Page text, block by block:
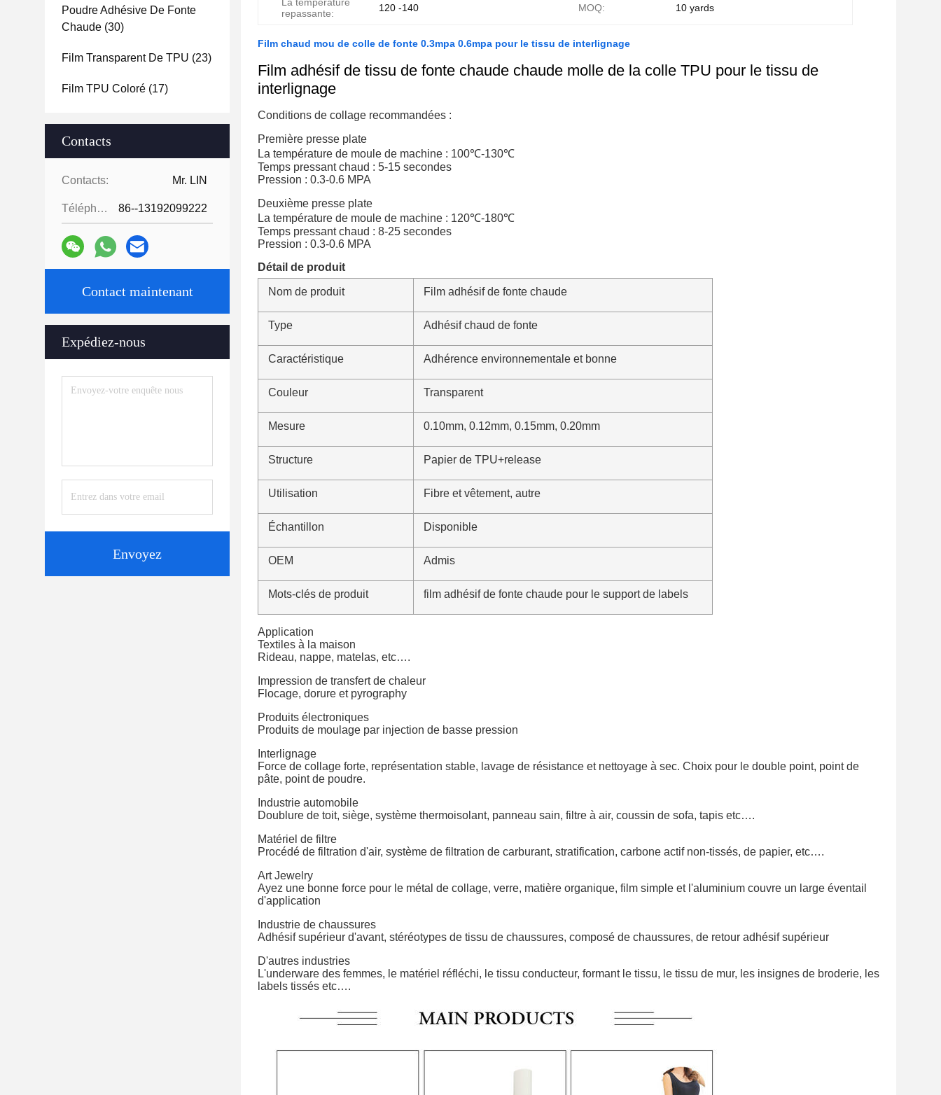
Poudre Adhésive De Fonte
Chaude (30)
Film Transparent De TPU (23)
Film TPU Coloré (17)
Contacts
Contacts: Mr. LIN
Téléphone: 86--13192099222
Contact maintenant
Expédiez-nous
Envoyez
repassante:
120 -140 MOQ: 10 yards
Film chaud mou de colle de fonte 0.3mpa 0.6mpa pour le tissu de interlignage
Film adhésif de tissu de fonte chaude chaude molle de la colle TPU pour le tissu de
interlignage
Conditions de collage recommandées :
Première presse plate
La température de moule de machine : 100℃-130℃
Temps pressant chaud : 5-15 secondes
Pression : 0.3-0.6 MPA
Deuxième presse plate
La température de moule de machine : 120℃-180℃
Temps pressant chaud : 8-25 secondes
Pression : 0.3-0.6 MPA
Détail de produit
Nom de produit Film adhésif de fonte chaude
Type Adhésif chaud de fonte
Caractéristique Adhérence environnementale et bonne
Couleur Transparent
Mesure 0.10mm, 0.12mm, 0.15mm, 0.20mm
Structure Papier de TPU+release
Utilisation Fibre et vêtement, autre
Échantillon Disponible
OEM Admis
Mots-clés de produit film adhésif de fonte chaude pour le support de labels
Application
Textiles à la maison
Rideau, nappe, matelas, etc….
Impression de transfert de chaleur
Flocage, dorure et pyrography
Produits électroniques
Produits de moulage par injection de basse pression
Interlignage
Force de collage forte, représentation stable, lavage de résistance et nettoyage à sec. Choix pour le double point, point de
pâte, point de poudre.
Industrie automobile
Doublure de toit, siège, système thermoisolant, panneau sain, filtre à air, coussin de sofa, tapis etc….
Matériel de filtre
Procédé de filtration d'air, système de filtration de carburant, stratification, carbone actif non-tissés, de papier, etc….
Art Jewelry
Ayez une bonne force pour le métal de collage, verre, matière organique, film simple et l'aluminium couvre un large éventail
d'application
Industrie de chaussures
Adhésif supérieur d'avant, stéréotypes de tissu de chaussures, composé de chaussures, de retour adhésif supérieur
D'autres industries
L'underware des femmes, le matériel réfléchi, le tissu conducteur, formant le tissu, le tissu de mur, les insignes de broderie, les
labels tissés etc….